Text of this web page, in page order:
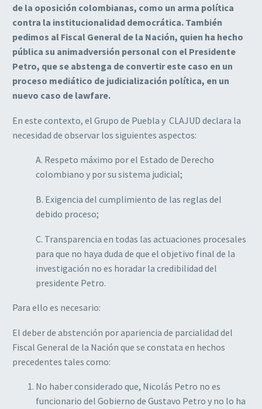
de la oposición colombianas, como un arma política
contra la institucionalidad democrática. También
pedimos al Fiscal General de la Nación, quien ha hecho
pública su animadversión personal con el Presidente
Petro, que se abstenga de convertir este caso en un
proceso mediático de judicialización política, en un
nuevo caso de lawfare.
En este contexto, el Grupo de Puebla y CLAJUD declara la
necesidad de observar los siguientes aspectos:
A. Respeto máximo por el Estado de Derecho
colombiano y por su sistema judicial;
B. Exigencia del cumplimiento de las reglas del
debido proceso;
C. Transparencia en todas las actuaciones procesales
para que no haya duda de que el objetivo final de la
investigación no es horadar la credibilidad del
presidente Petro.
Para ello es necesario:
El deber de abstención por apariencia de parcialidad del
Fiscal General de la Nación que se constata en hechos
precedentes tales como:
No haber considerado que, Nicolás Petro no es
funcionario del Gobierno de Gustavo Petro y no lo ha